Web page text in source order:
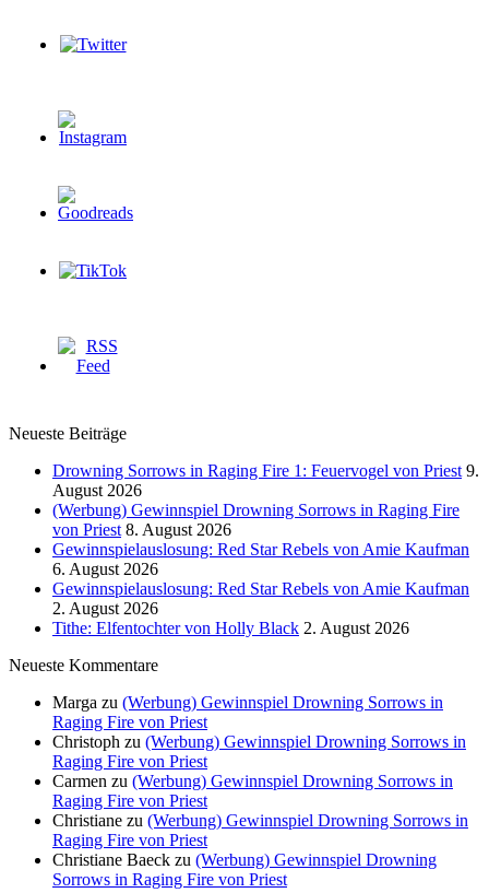
Neueste Beiträge
Drowning Sorrows in Raging Fire 1: Feuervogel von Priest 9.
August 2026
(Werbung) Gewinnspiel Drowning Sorrows in Raging Fire
von Priest 8. August 2026
Gewinnspielauslosung: Red Star Rebels von Amie Kaufman
6. August 2026
Gewinnspielauslosung: Red Star Rebels von Amie Kaufman
2. August 2026
Tithe: Elfentochter von Holly Black 2. August 2026
Neueste Kommentare
Marga zu (Werbung) Gewinnspiel Drowning Sorrows in
Raging Fire von Priest
Christoph zu (Werbung) Gewinnspiel Drowning Sorrows in
Raging Fire von Priest
Carmen zu (Werbung) Gewinnspiel Drowning Sorrows in
Raging Fire von Priest
Christiane zu (Werbung) Gewinnspiel Drowning Sorrows in
Raging Fire von Priest
Christiane Baeck zu (Werbung) Gewinnspiel Drowning
Sorrows in Raging Fire von Priest